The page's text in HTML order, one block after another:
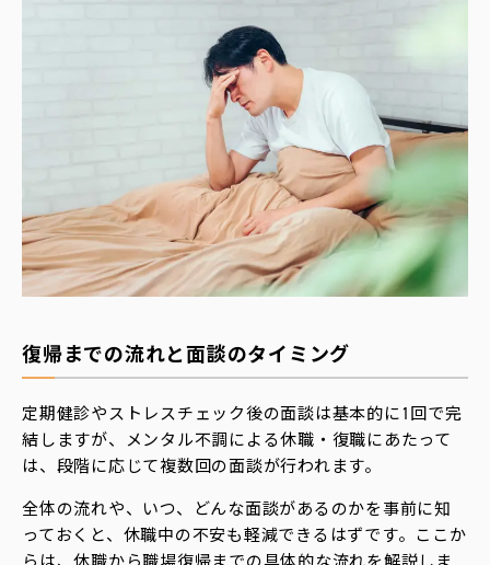
復帰までの流れと面談のタイミング
定期健診やストレスチェック後の面談は基本的に1回で完
結しますが、メンタル不調による休職・復職にあたって
は、段階に応じて複数回の面談が行われます。
全体の流れや、いつ、どんな面談があるのかを事前に知
っておくと、休職中の不安も軽減できるはずです。ここか